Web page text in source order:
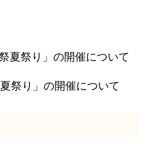
祭り」の開催について